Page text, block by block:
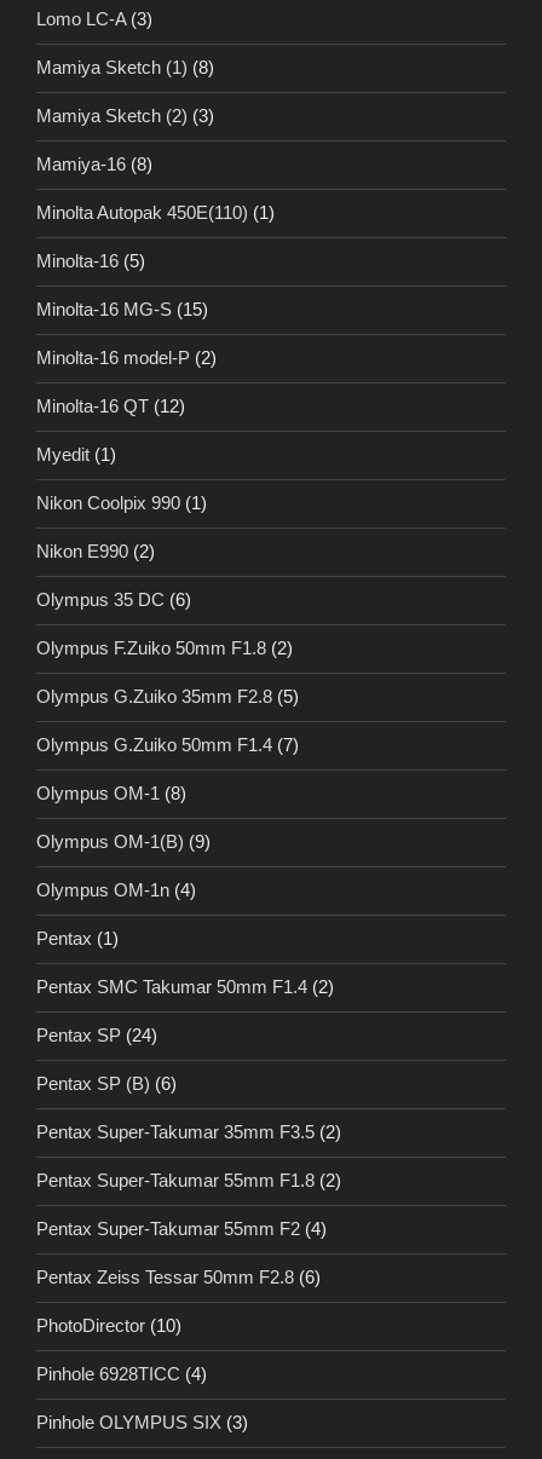
Lomo LC-A(3)
Mamiya Sketch (1) (8)
Mamiya Sketch (2) (3)
Mamiya-16 (8)
Minolta Autopak 450E(110) (1)
Minolta-16 (5)
Minolta-16 MG-S (15)
Minolta-16 model-P (2)
Minolta-16 QT (12)
Myedit (1)
Nikon Coolpix 990 (1)
Nikon E990 (2)
Olympus 35 DC (6)
Olympus F.Zuiko 50mm F1.8 (2)
Olympus G.Zuiko 35mm F2.8 (5)
Olympus G.Zuiko 50mm F1.4 (7)
Olympus OM-1 (8)
Olympus OM-1(B) (9)
Olympus OM-1n (4)
Pentax (1)
Pentax SMC Takumar 50mm F1.4 (2)
Pentax SP (24)
Pentax SP (B) (6)
Pentax Super-Takumar 35mm F3.5 (2)
Pentax Super-Takumar 55mm F1.8 (2)
Pentax Super-Takumar 55mm F2 (4)
Pentax Zeiss Tessar 50mm F2.8 (6)
PhotoDirector (10)
Pinhole 6928TICC (4)
Pinhole OLYMPUS SIX (3)